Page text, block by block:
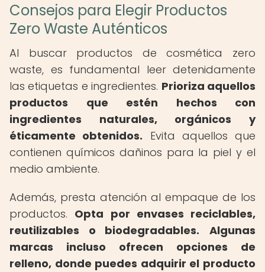
Consejos para Elegir Productos
Zero Waste Auténticos
Al buscar productos de cosmética zero
waste, es fundamental leer detenidamente
las etiquetas e ingredientes. Prioriza aquellos
productos que estén hechos con
ingredientes naturales, orgánicos y
éticamente obtenidos. Evita aquellos que
contienen químicos dañinos para la piel y el
medio ambiente.
Además, presta atención al empaque de los
productos. Opta por envases reciclables,
reutilizables o biodegradables.
Algunas
marcas incluso ofrecen opciones de
relleno, donde puedes adquirir el producto